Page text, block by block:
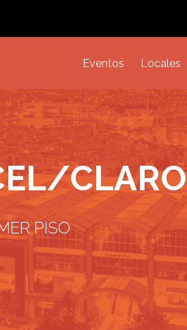
Eventos Locales
CLARO
PISO